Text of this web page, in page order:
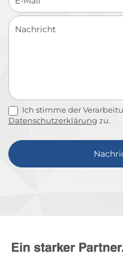
Ich stimme der
Datenschutzerklärung zu.